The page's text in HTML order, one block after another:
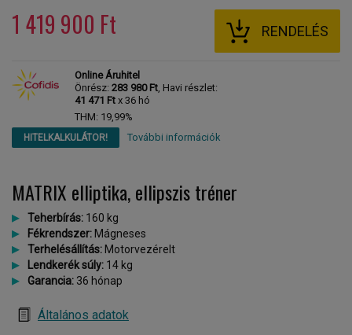
1 419 900 Ft RENDELÉS
Online Áruhitel
Önrész: 283 980 Ft, Havi részlet:
41 471 Ft x 36 hó
THM: 19,99%
HITELKALKULÁTOR! További információk
MATRIX elliptika, ellipszis tréner
Teherbírás: 160 kg
Fékrendszer: Mágneses
Terhelésállítás: Motorvezérelt
Lendkerék súly: 14 kg
Garancia: 36 hónap
Általános adatok